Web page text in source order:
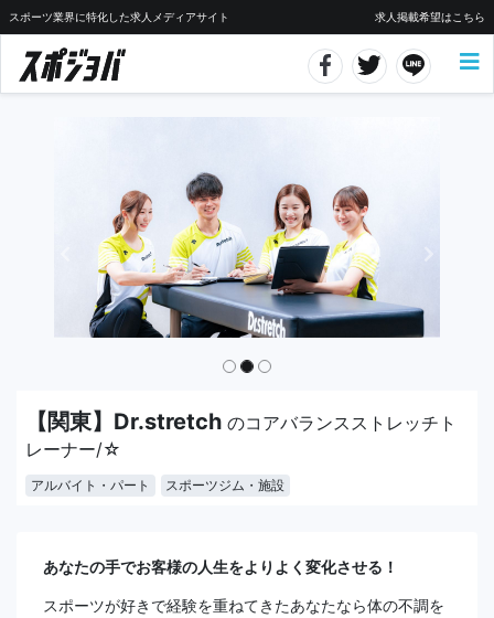
スポーツ業界に特化した求人メディアサイト 求人掲載希望はこちら
【関東】Dr.stretch のコアバランスストレッチト
レーナー/☆
アルバイト・パート スポーツジム・施設
あなたの手でお客様の人生をよりよく変化させる！
スポーツが好きで経験を重ねてきたあなたなら体の不調を